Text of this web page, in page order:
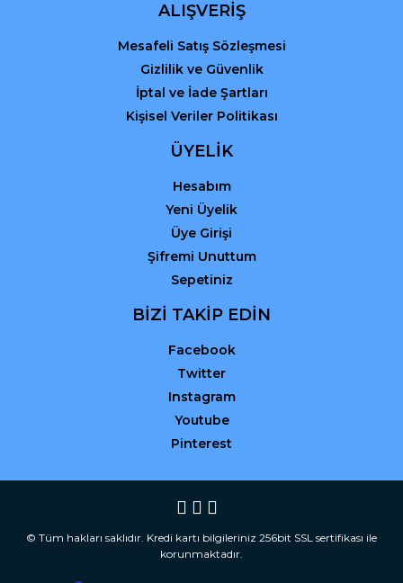
ALIŞVERİŞ
Mesafeli Satış Sözleşmesi
Gizlilik ve Güvenlik
İptal ve İade Şartları
Kişisel Veriler Politikası
ÜYELİK
Hesabım
Yeni Üyelik
Üye Girişi
Şifremi Unuttum
Sepetiniz
BİZİ TAKİP EDİN
Facebook
Twitter
Instagram
Youtube
Pinterest
© Tüm hakları saklıdır. Kredi kartı bilgileriniz 256bit SSL sertifikası ile
korunmaktadır.